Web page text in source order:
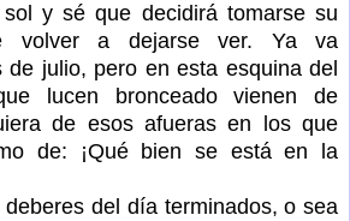
y sé que decidirá tomarse su
volver a dejarse ver. Ya va
de julio, pero en esta esquina del
lucen bronceado vienen de
de esos afueras en los que
de: ¡Qué bien se está en la
del día terminados, o sea